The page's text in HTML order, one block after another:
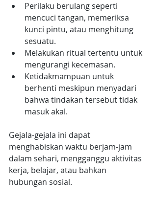
Perilaku berulang seperti
mencuci tangan, memeriksa
kunci pintu, atau menghitung
sesuatu.
Melakukan ritual tertentu untuk
mengurangi kecemasan.
Ketidakmampuan untuk
berhenti meskipun menyadari
bahwa tindakan tersebut tidak
masuk akal.
Gejala-gejala ini dapat
menghabiskan waktu berjam-jam
dalam sehari, mengganggu aktivitas
kerja, belajar, atau bahkan
hubungan sosial.